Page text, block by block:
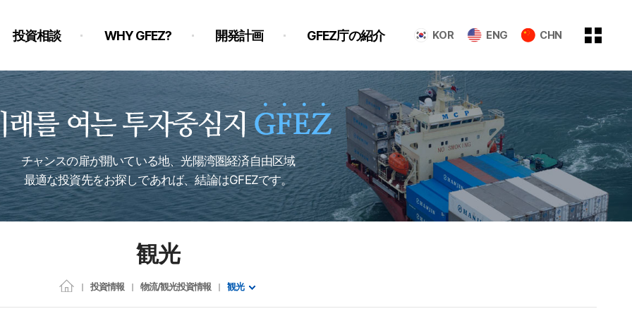
KOR ENG CHN
投資相談 WHY GFEZ? 開発計画 GFEZ庁の紹介
チャンスの扉が開いている地、光陽湾圏経済自由区域
最適な投資先をお探しであれば、結論はGFEZです。
観光
投資情報 物流/観光投資情報 観光